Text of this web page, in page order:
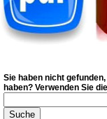
Sie haben nicht
haben? Verwenden Sie